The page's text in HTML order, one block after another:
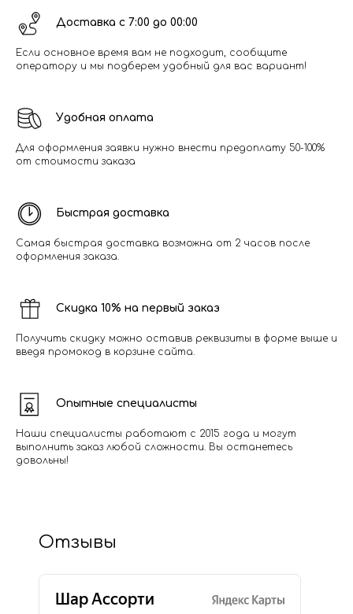
Доставка с 7:00 до 00:00
Если основное время вам не подходит, сообщите
оператору и мы подберем удобный для вас вариант!
Удобная оплата
Для оформления заявки нужно внести предоплату 50-100%
от стоимости заказа
Быстрая доставка
Самая быстрая доставка возможна от 2 часов после
оформления заказа.
Скидка 10% на первый заказ
Получить скидку можно оставив реквизиты в форме выше и
введя промокод в корзине сайта.
Опытные специалисты
Наши специалисты работают с 2015 года и могут
выполнить заказ любой сложности. Вы останетесь
довольны!
Отзывы